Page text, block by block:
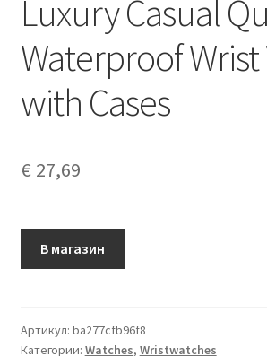
Luxury Casual
Waterproof Wrist
with Cases
€ 27,69
В магазин
Артикул: ba277cfb96f8
Категории: Watches, Wristwatches